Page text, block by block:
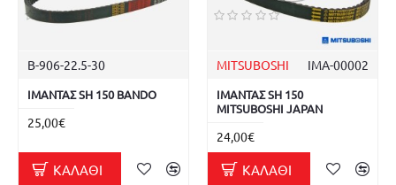
B-906-22.5-30
ΙΜΑΝΤΑΣ SH 150 BANDO
25,00€
ΚΑΛΆΘΙ
MITSUBOSHI ΙΜΑ-00002
ΙΜΑΝΤΑΣ SH 150
MITSUBOSHI JAPAN
24,00€
ΚΑΛΆΘΙ